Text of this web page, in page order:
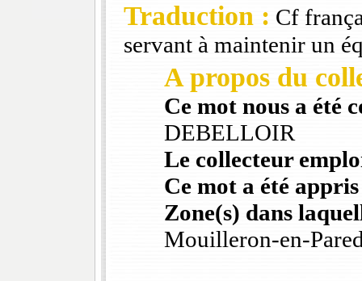
Traduction : Cf
servant à maintenir un
A propos du
Ce mot nous a été
DEBELLOIR
Le collecteur
Ce mot a été
Zone(s) dans
Mouilleron-en-